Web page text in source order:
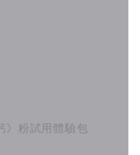
、三氯沙、含氯添加劑
膚的絕佳選擇。
粉試用體驗包